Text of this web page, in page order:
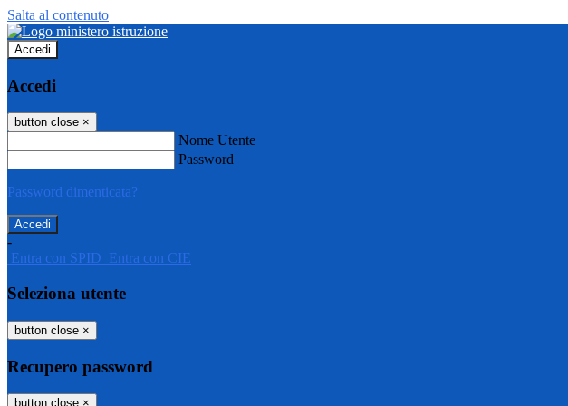
Salta al contenuto
Accedi
Accedi
button close ×
Nome Utente
Password
Password dimenticata?
-
Entra con SPID Entra con CIE
Seleziona utente
button close ×
Recupero password
button close ×